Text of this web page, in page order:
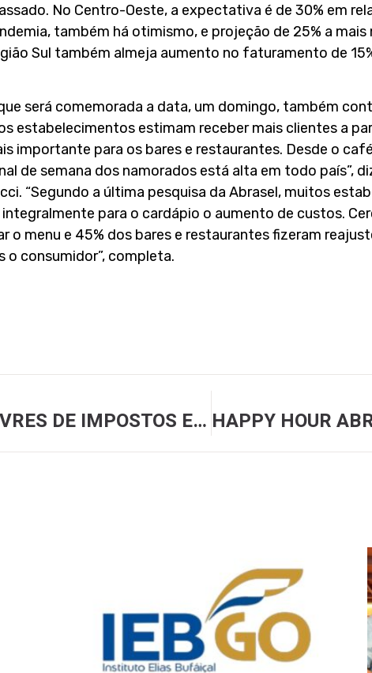
No Centro-Oeste, a expectativa é de 30% em
também há otimismo, e projeção de 25% a
Sul também almeja aumento no faturamento de
será comemorada a data, um domingo, também
estabelecimentos estimam receber mais clientes a
importante para os bares e restaurantes. Desde o
de semana dos namorados está alta em todo país”,
“Segundo a última pesquisa da Abrasel, muitos
para o cardápio o aumento de custos.
o menu e 45% dos bares e restaurantes fizeram
o consumidor”, completa.
GORJETAS FICAM LIVRES DE IMPOSTOS EM GOIÂNIA (GO)